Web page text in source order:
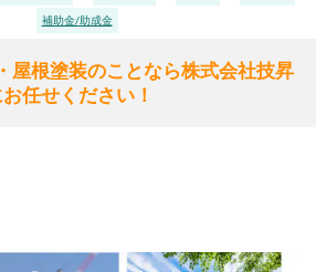
補助金/助成金
屋根塗装のことなら株式会社技昇
任せください！